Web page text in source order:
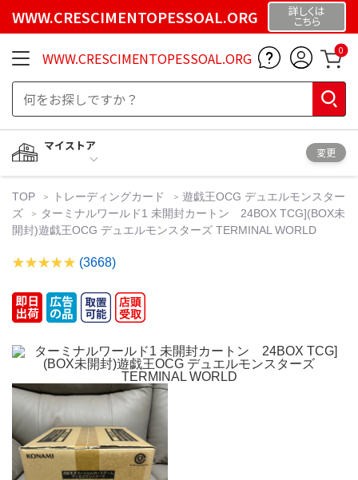
WWW.CRESCIMENTOPESSOAL.ORG 詳しくは
こちら
WWW.CRESCIMENTOPESSOAL.ORG 0
マイストア
変更
TOP トレーディングカード
遊戯王OCG デュエルモンスター
ズ
ターミナルワールド1 未開封カートン 24BOX TCG](BOX未
開封)遊戯王OCG デュエルモンスターズ TERMINAL WORLD
(3668)